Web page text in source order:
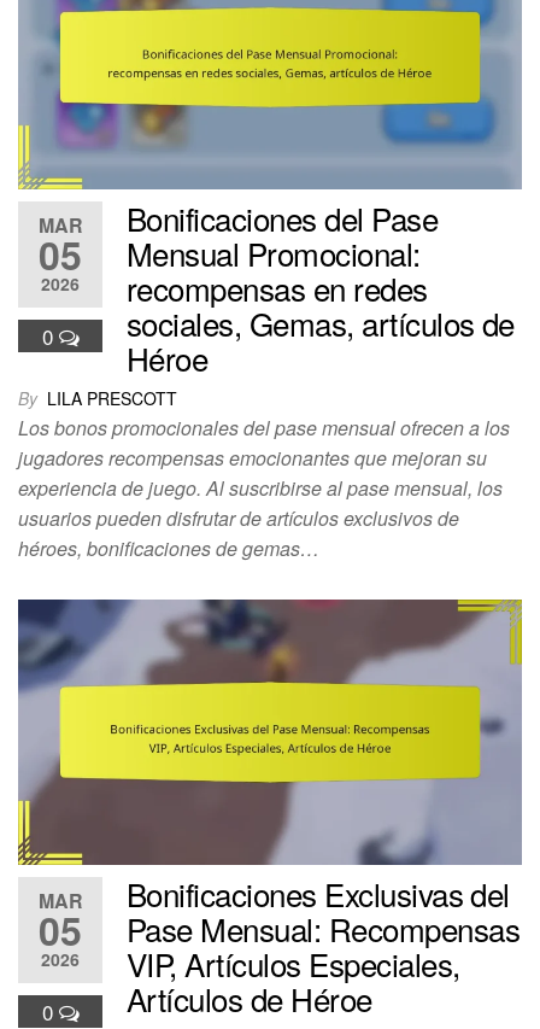
MAR
05
2026
0
Bonificaciones del Pase
Mensual Promocional:
recompensas en redes
sociales, Gemas, artículos de
Héroe
By LILA PRESCOTT
Los bonos promocionales del pase mensual ofrecen a los
jugadores recompensas emocionantes que mejoran su
experiencia de juego. Al suscribirse al pase mensual, los
usuarios pueden disfrutar de artículos exclusivos de
héroes, bonificaciones de gemas…
MAR
05
2026
0
Bonificaciones Exclusivas del
Pase Mensual: Recompensas
VIP, Artículos Especiales,
Artículos de Héroe